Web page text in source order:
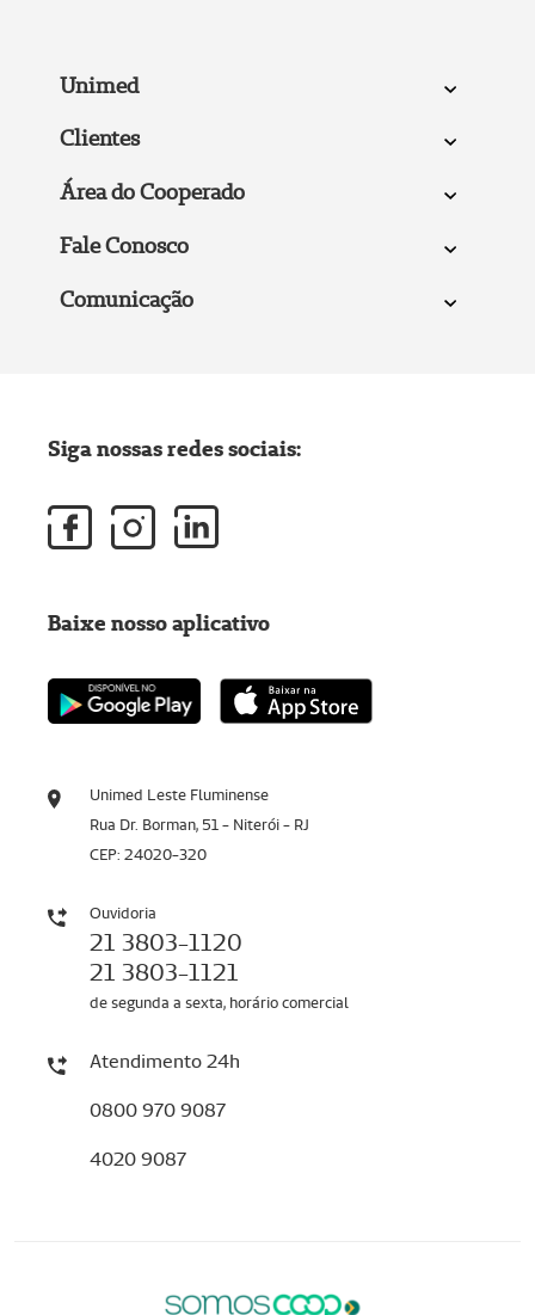
Unimed
Clientes
Área do Cooperado
Fale Conosco
Comunicação
Unimed Leste Fluminense
Rua Dr. Borman, 51 - Niterói - RJ
CEP: 24020-320
Ouvidoria
21 3803-1120
21 3803-1121
de segunda a sexta, horário comercial
Atendimento 24h
0800 970 9087
4020 9087
Siga nossas redes sociais:
Baixe nosso aplicativo